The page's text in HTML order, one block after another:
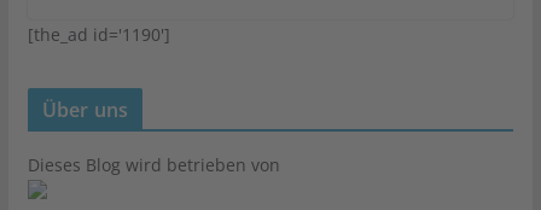
[the_ad id='1190']
Über uns
Dieses Blog wird betrieben von